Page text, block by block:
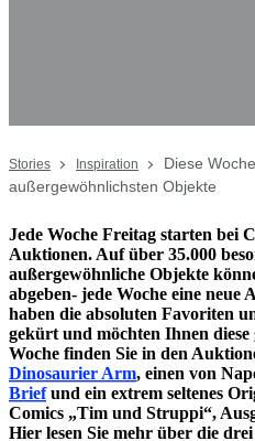
Stories Inspiration
Diese
außergewöhnlichsten Objekte
Jede Woche Freitag starten bei
Auktionen. Auf über 35.000
außergewöhnliche Objekte
abgeben- jede Woche eine neue
haben die absoluten Favoriten
gekürt und möchten Ihnen
Woche finden Sie in den
Dinosaurier Arm, einen von
Briefund ein extrem seltenes
Comics „Tim und Struppi“,
Hier lesen Sie mehr über die